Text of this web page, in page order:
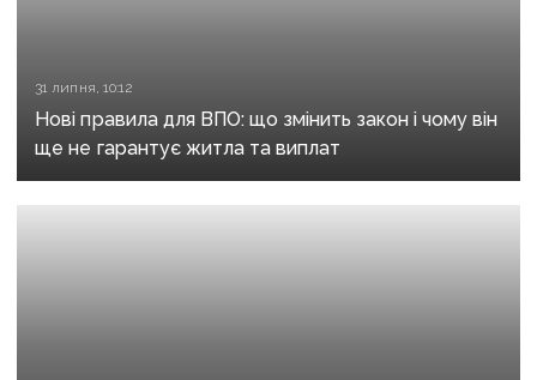
31 липня, 10:12
Нові правила для ВПО: що змінить закон і чому він
ще не гарантує житла та виплат